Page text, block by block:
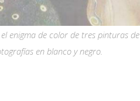
enigma de color de tres pinturas de
en blanco y negro.